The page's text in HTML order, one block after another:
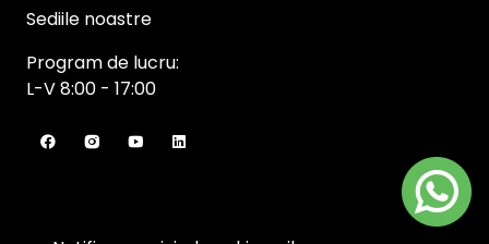
Sediile noastre
Program de lucru:
L-V 8:00 - 17:00